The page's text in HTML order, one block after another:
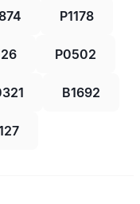
P1178
P0502
B1692